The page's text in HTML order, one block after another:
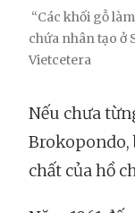
“Các khối gỗ
chứa nhân tạo ở
Vietcetera
Nếu chưa
Brokopondo,
chất của hồ